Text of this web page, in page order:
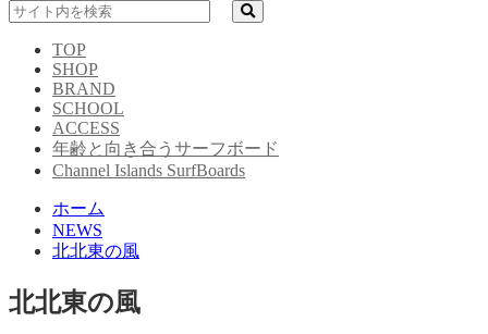
TOP
SHOP
BRAND
SCHOOL
ACCESS
年齢と向き合うサーフボード
Channel Islands SurfBoards
ホーム
NEWS
北北東の風
北北東の風